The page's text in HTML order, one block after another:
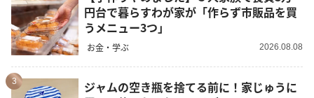
円台で暮らすわが家が「作らず市販品を買
うメニュー3つ」
お金・学ぶ 2026.08.08
3
ジャムの空き瓶を捨てる前に！家じゅうに